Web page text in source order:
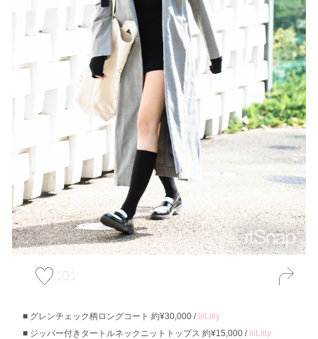
101
グレンチェック柄ロングコート 約¥30,000 / lilLilly
ジッパー付きタートルネックニットトップス 約¥15,000 / lilLilly